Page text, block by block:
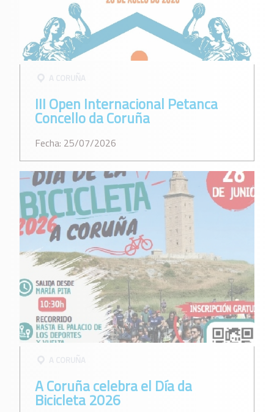
A CORUÑA
III Open Internacional Petanca
Concello da Coruña
Fecha: 25/07/2026
A CORUÑA
A Coruña celebra el Día da
Bicicleta 2026